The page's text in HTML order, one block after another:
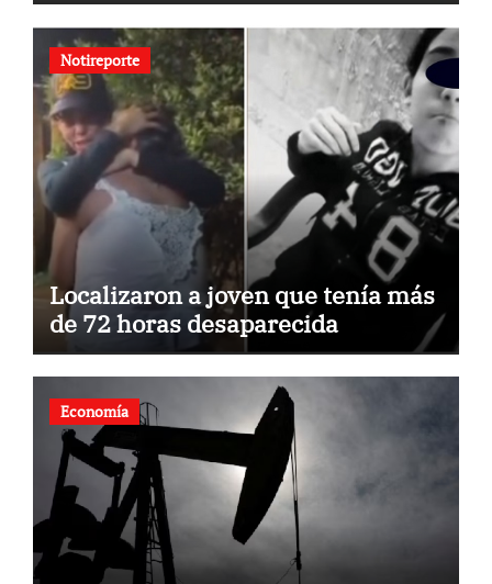
Notireporte
Localizaron a joven que tenía más
de 72 horas desaparecida
Economía